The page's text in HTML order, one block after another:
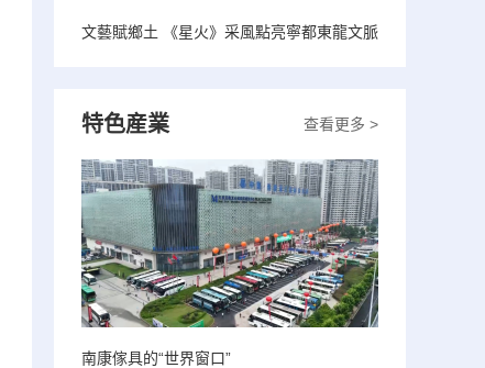
文藝賦鄉土 《星火》采風點亮寧都東龍文脈
查看更多 >
特色産業
南康傢具的“世界窗口”